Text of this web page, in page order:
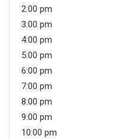
2:00 pm
3:00 pm
4:00 pm
5:00 pm
6:00 pm
7:00 pm
8:00 pm
9:00 pm
10:00 pm